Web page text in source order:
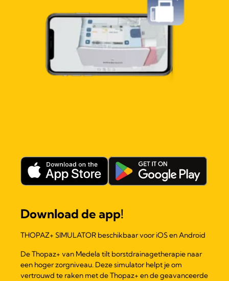
Download de app!
THOPAZ+ SIMULATOR beschikbaar voor iOS en Android
De Thopaz+ van Medela tilt borstdrainagetherapie naar
een hoger zorgniveau. Deze simulator helpt je om
vertrouwd te raken met de Thopaz+ en de geavanceerde